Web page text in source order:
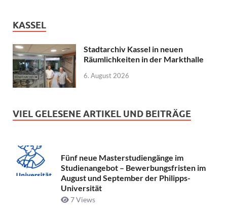
KASSEL
Stadtarchiv Kassel in neuen
Räumlichkeiten in der Markthalle
6. August 2026
VIEL GELESENE ARTIKEL UND BEITRÄGE
Fünf neue Masterstudiengänge im
Studienangebot – Bewerbungsfristen im
August und September der Philipps-
Universität
7 Views